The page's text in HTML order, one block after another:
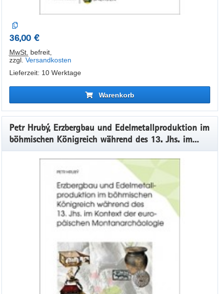
36,00 €
MwSt. befreit,
zzgl. Versandkosten
Lieferzeit: 10 Werktage
Warenkorb
Petr Hrubý, Erzbergbau und Edelmetallproduktion im
böhmischen Königreich während des 13. Jhs. im
Kontext der europäischen Montanarchäologie